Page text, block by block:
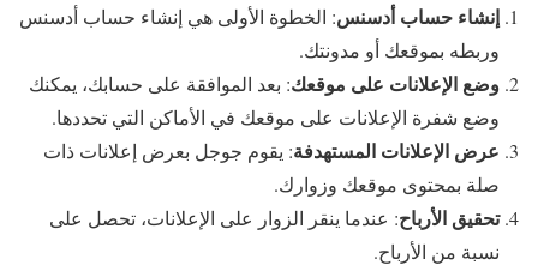
إنشاء حساب أدسنس: الخطوة الأولى هي إنشاء حساب أدسنس
وربطه بموقعك أو مدونتك.
وضع الإعلانات على موقعك: بعد الموافقة على حسابك، يمكنك
وضع شفرة الإعلانات على موقعك في الأماكن التي تحددها.
عرض الإعلانات المستهدفة: يقوم جوجل بعرض إعلانات ذات
صلة بمحتوى موقعك وزوارك.
تحقيق الأرباح: عندما ينقر الزوار على الإعلانات، تحصل على
نسبة من الأرباح.